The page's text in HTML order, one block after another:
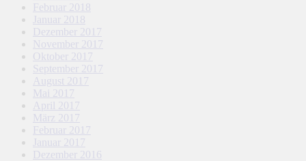
Februar 2018
Januar 2018
Dezember 2017
November 2017
Oktober 2017
September 2017
August 2017
Mai 2017
April 2017
März 2017
Februar 2017
Januar 2017
Dezember 2016